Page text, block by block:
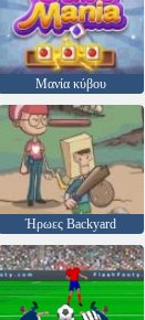
Μανία κύβου
Ήρωες Backyard